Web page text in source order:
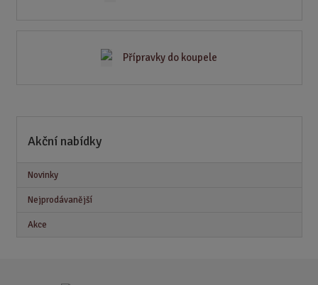
Přípravky do koupele
Akční nabídky
Novinky
Nejprodávanější
Akce